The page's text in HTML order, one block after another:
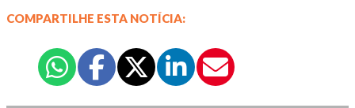
COMPARTILHE ESTA NOTÍCIA: